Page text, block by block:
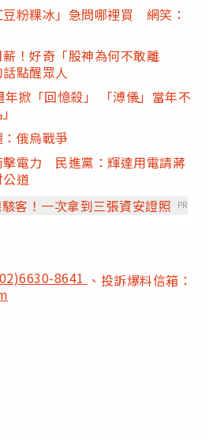
粉粿冰」急問哪裡買 網笑：
！好奇「股神為何不敢離
點醒眾人
年掀「回憶殺」 「溥儀」當年不
俄烏戰爭
擊電力 民進黨：輝達用電請蔣
道
客！一次拿到三張資安證照
PR
8641 、投訴爆料信箱：